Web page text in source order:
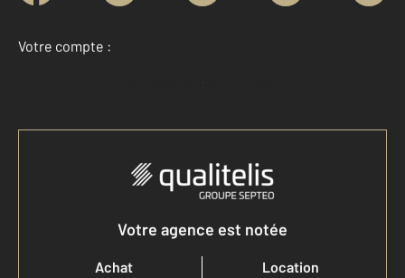
Votre compte :
Accéder à mon compte
Votre agence est notée
Achat
Location